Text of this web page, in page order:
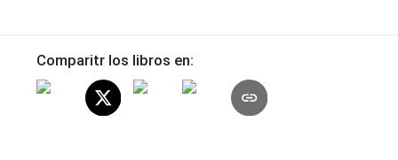
Comparitr los libros en: